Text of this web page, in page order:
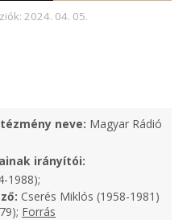
2024. 04. 05.
neve: Magyar Rádió
irányítói:
1988);
Cserés Miklós (1958-1981)
Forrás